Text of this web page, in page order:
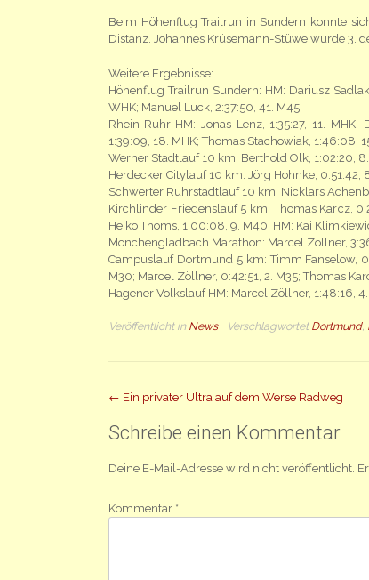
Beim Höhenflug Trailrun in Sundern konnte
Distanz. Johannes Krüsemann-Stüwe wurde 3.
Weitere Ergebnisse:
Höhenflug Trailrun Sundern: HM: Dariusz
WHK; Manuel Luck, 2:37:50, 41. M45.
Rhein-Ruhr-HM: Jonas Lenz, 1:35:27, 11.
1:39:09, 18. MHK; Thomas Stachowiak, 1:46:08,
Werner Stadtlauf 10 km: Berthold Olk, 1:02:20, 8.
Herdecker Citylauf 10 km: Jörg Hohnke, 0:51:42,
Schwerter Ruhrstadtlauf 10 km: Nicklars
Kirchlinder Friedenslauf 5 km: Thomas Karcz,
Heiko Thoms, 1:00:08, 9. M40. HM: Kai
Mönchengladbach Marathon: Marcel Zöllner,
Campuslauf Dortmund 5 km: Timm Fanselow,
M30; Marcel Zöllner, 0:42:51, 2. M35; Thomas
Hagener Volkslauf HM: Marcel Zöllner, 1:48:16,
Veröffentlicht in News Verschlagwortet Dortmund,
Beitrag
Navigation
← Ein privater Ultra auf dem Werse Radweg
Schreibe einen Kommentar
Deine E-Mail-Adresse wird nicht veröffentlicht.
Kommentar *